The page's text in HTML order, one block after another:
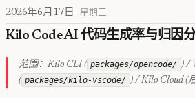
2026年6月17日 星期三
Kilo Code AI 代码生成率与归因
范围：Kilo CLI ( packages/opencode/ ) /
( packages/kilo-vscode/ ) / Kilo Cloud (